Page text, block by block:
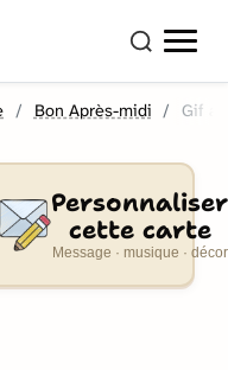
Bon Après-midi Gif
Personnaliser
cette carte
Message · musique · décor